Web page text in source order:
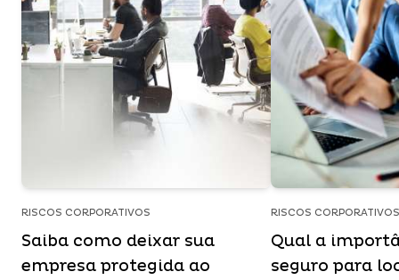
RISCOS CORPORATIVOS
Saiba como deixar sua
empresa protegida ao
RISCOS CORPORATIVOS
Qual a
seguro para